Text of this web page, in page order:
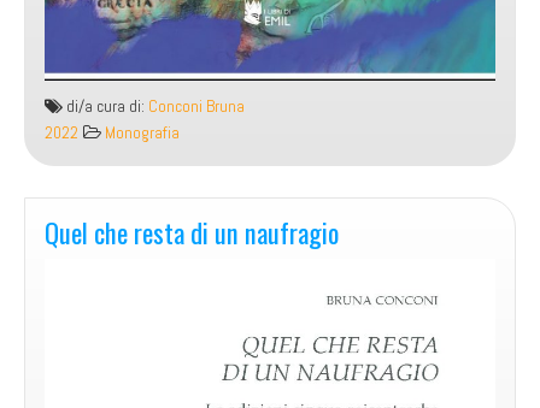
di/a cura di: Conconi Bruna
2022
Monografia
Quel che resta di un naufragio